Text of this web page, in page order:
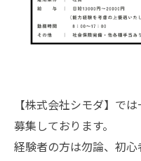
【株式会社シモダ】で
募集しております。
経験者の方は勿論、初心